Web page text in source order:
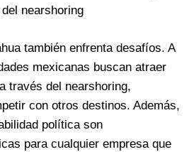
nearshoring​
también enfrenta desafíos. A
mexicanas buscan atraer
través del nearshoring,
con otros destinos. Además,
política son
para cualquier empresa que